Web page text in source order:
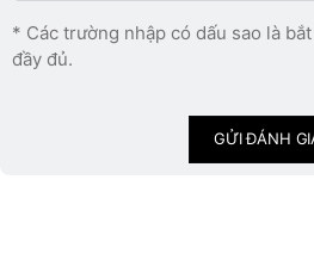
* Các trường nhập có dấu sao là
đầy đủ.
GỬI ĐÁNH